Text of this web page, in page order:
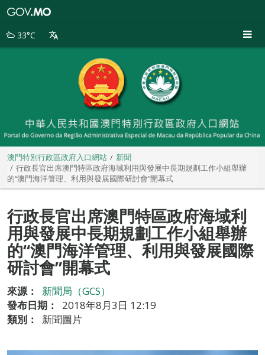
別
33°C
澳門特別行政區政府入口網站
新聞
行政長官出席澳門特區政府海域利用與發展中長期規劃工作小組舉辦
的“澳門海洋管理、利用與發展國際研討會”開幕式
行政長官出席澳門特區政府海域利
用與發展中長期規劃工作小組舉辦
的“澳門海洋管理、利用與發展國際
研討會”開幕式
來源：
新聞局（GCS）
發布日期：
2018年8月3日 12:19
類別：
新聞圖片